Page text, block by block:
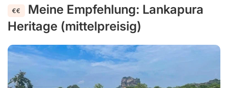
zu buchen, und verlieren dann morgenswertvolle Zeit
mit der Anfahrt. Wenn du direkt vor Ort schläfst,
gewinnst du nicht nur Zeit, sondern kannst die
Atmosphäre viel besser aufsaugen, wenn es noch ruhig
ist. Hier mit dem Fahrrad durch die Gegend zu cruisen
und die Aussicht auf den
Felsenzu genießen, während